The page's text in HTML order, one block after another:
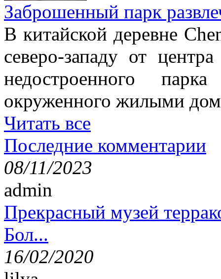
Заброшенный парк
В китайской деревне
северо-западу от
недостроенного
окруженного жилыми
Читать все
Последние комментарии
08/11/2023
admin
Прекрасный музей
Бол...
16/02/2020